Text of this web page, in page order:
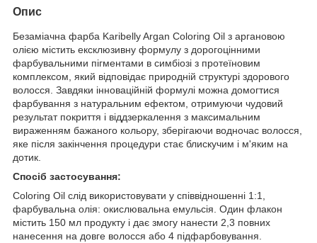
Опис
Безаміачна фарба Karibelly Argan Coloring Oil з аргановою
олією містить ексклюзивну формулу з дорогоцінними
фарбувальними пігментами в симбіозі з протеїновим
комплексом, який відповідає природній структурі здорового
волосся. Завдяки інноваційній формулі можна домогтися
фарбування з натуральним ефектом, отримуючи чудовий
результат покриття і віддзеркалення з максимальним
вираженням бажаного кольору, зберігаючи водночас волосся,
яке після закінчення процедури стає блискучим і м'яким на
дотик.
Спосіб застосування:
Coloring Oil слід використовувати у співвідношенні 1:1,
фарбувальна олія: окислювальна емульсія. Один флакон
містить 150 мл продукту і дає змогу нанести 2,3 повних
нанесення на довге волосся або 4 підфарбовування.